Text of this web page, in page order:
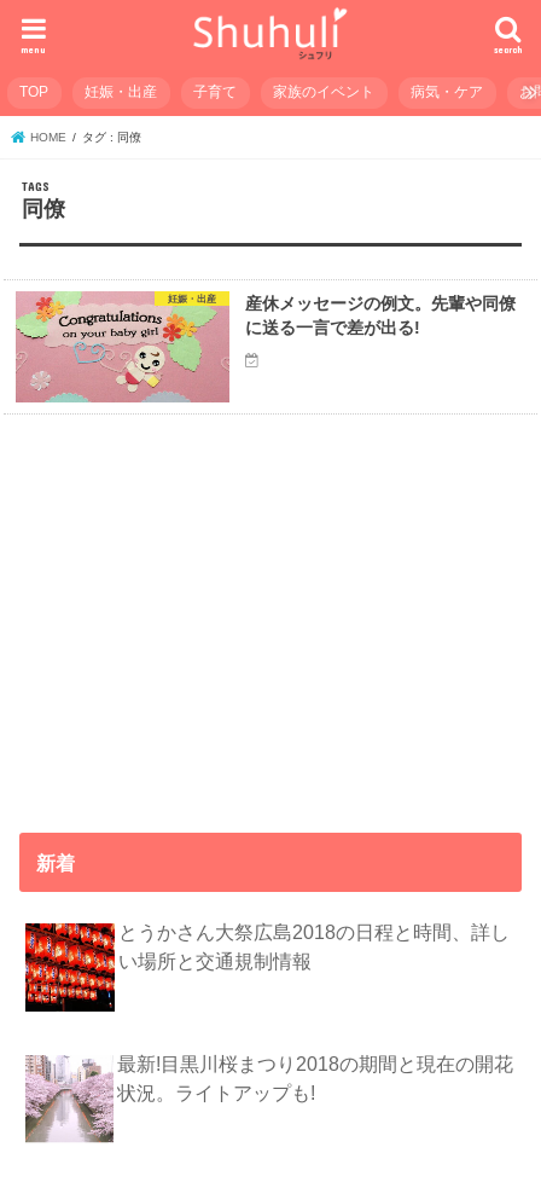
search
menu
TOP 妊娠・出産 子育て 家族のイベント 病気・ケア お
HOME タグ : 同僚
同僚
妊娠・出産
産休メッセージの例文。先輩や同僚
に送る一言で差が出る!
新着
とうかさん大祭広島2018の日程と時間、詳し
い場所と交通規制情報
最新!目黒川桜まつり2018の期間と現在の開花
状況。ライトアップも!